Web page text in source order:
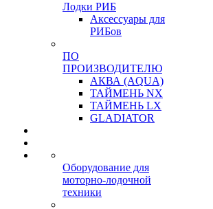
Лодки РИБ
Аксессуары для
РИБов
ПО
ПРОИЗВОДИТЕЛЮ
АКВА (AQUA)
ТАЙМЕНЬ NX
ТАЙМЕНЬ LX
GLADIATOR
Оборудование для
моторно-лодочной
техники